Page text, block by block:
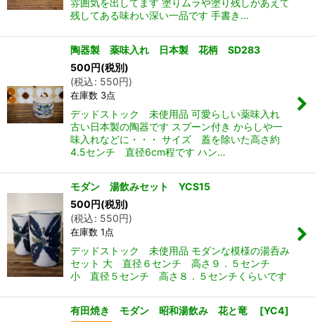
残してある味わい深い一品です 手書き…
陶器製 薬味入れ 日本製 花柄 SD283
500円(税別)
(税込: 550円)
在庫数 3点
デッドストック 未使用品 可愛らしい薬味入れ
古い日本製の陶器です スプーン付き からしや一
味入れなどに・・・ サイズ 蓋を除いた高さ約
4.5センチ 直径6cm程です ハン…
モダン 湯飲みセット YCS15
500円(税別)
(税込: 550円)
在庫数 1点
デッドストック 未使用品 モダンな模様の湯呑み
セット 大 直径６センチ 高さ９．５センチ
小 直径５センチ 高さ８．５センチくらいです
有田焼き モダン 昭和湯飲み 花と竜 [YC4]